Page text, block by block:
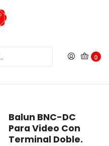
0
Balun BNC-DC
Para Video Con
Terminal Doble.